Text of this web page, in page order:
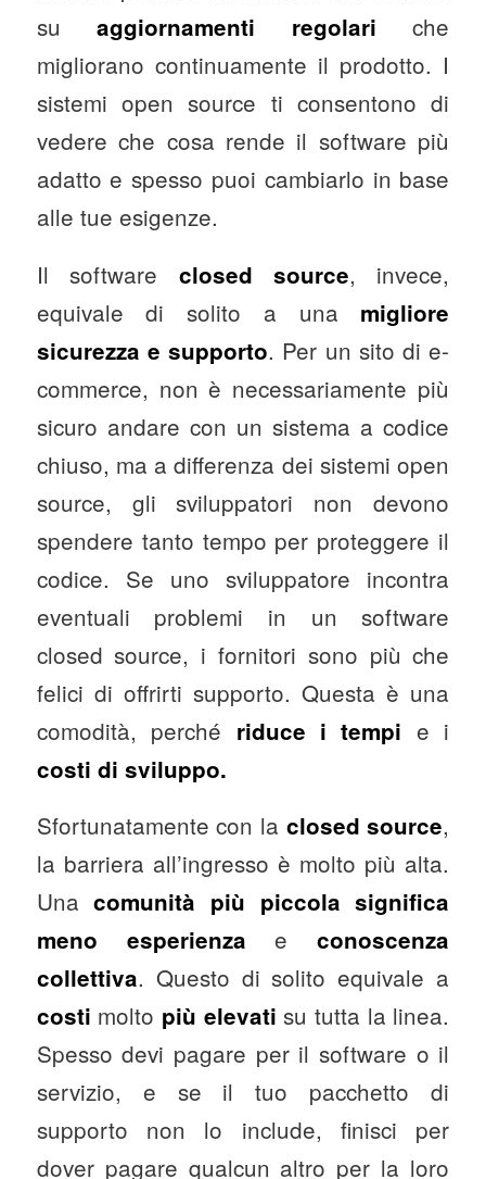
suaggiornamenti regolari che
migliorano continuamente il prodotto. I
sistemi open source ti consentono di
vedere che cosa rende il software più
adatto e spesso puoi cambiarlo in base
alle tue esigenze.
Il software closed source, invece,
equivale di solito a una migliore
sicurezza e supporto. Per un sito di e-
commerce, non è necessariamente più
sicuro andare con un sistema a codice
chiuso, ma a differenza dei sistemi open
source, gli sviluppatori non devono
spendere tanto tempo per proteggere il
codice. Se uno sviluppatore incontra
eventuali problemi in un software
closed source, i fornitori sono più che
felici di offrirti supporto. Questa è una
comodità, perché riduce i tempi e i
costi di sviluppo.
Sfortunatamente con la closed source,
la barriera all’ingresso è molto più alta.
Unacomunità più piccola significa
meno esperienzae conoscenza
collettiva. Questo di solito equivale a
costi molto più elevati su tutta la linea.
Spesso devi pagare per il software o il
servizio, e se il tuo pacchetto di
supporto non lo include, finisci per
dover pagare qualcun altro per la loro